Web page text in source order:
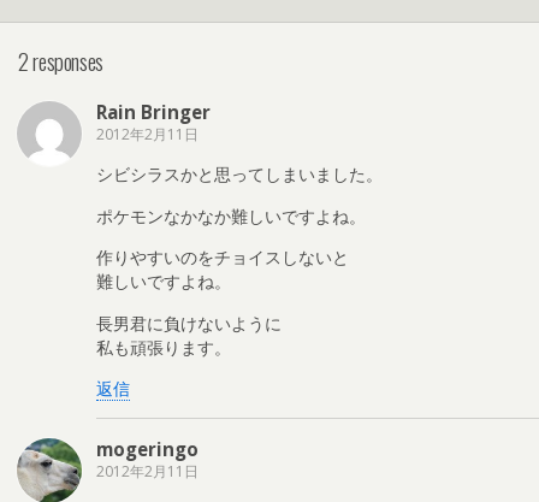
2 responses
Rain Bringer
2012年2月11日
シビシラスかと思ってしまいました。
ポケモンなかなか難しいですよね。
作りやすいのをチョイスしないと
難しいですよね。
長男君に負けないように
私も頑張ります。
返信
mogeringo
2012年2月11日